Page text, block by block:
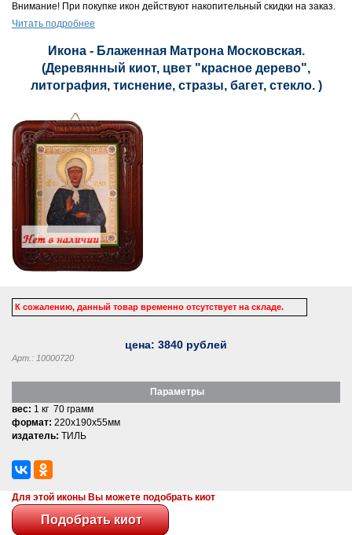
Внимание! При покупке икон действуют накопительный скидки на заказ.
Читать подробнее
Икона - Блаженная Матрона Московская.
(Деревянный киот, цвет "красное дерево",
литография, тиснение, стразы, багет, стекло. )
К сожалению, данный товар временно отсутствует на складе.
цена: 3840 рублей
Арт.: 10000720
Параметры
вес: 1 кг 70 грамм
формат: 220x190x55мм
издатель: ТИЛЬ
Для этой иконы Вы можете подобрать киот